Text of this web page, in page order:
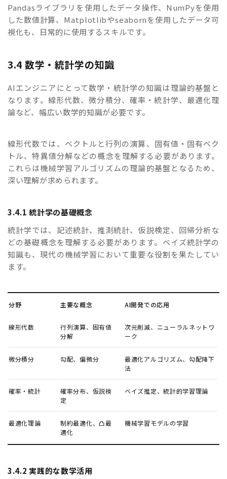
Pandasライブラリを使用したデータ操作、NumPyを使用
した数値計算、Matplotlibやseabornを使用したデータ可
視化も、日常的に使用するスキルです。
3.4 数学・統計学の知識
AIエンジニアにとって数学・統計学の知識は理論的基盤と
なります。線形代数、微分積分、確率・統計学、最適化理
論など、幅広い数学的知識が必要です。
線形代数では、ベクトルと行列の演算、固有値・固有ベク
トル、特異値分解などの概念を理解する必要があります。
これらは機械学習アルゴリズムの理論的基盤となるため、
深い理解が求められます。
3.4.1 統計学の基礎概念
統計学では、記述統計、推測統計、仮説検定、回帰分析な
どの基礎概念を理解する必要があります。ベイズ統計学の
知識も、現代の機械学習において重要な役割を果たしてい
ます。
分野 主要な概念 AI開発での応用
線形代数
行列演算、固有値
分解
次元削減、ニューラルネットワ
ーク
微分積分 勾配、偏微分
最適化アルゴリズム、勾配降下
法
確率・統計
確率分布、仮説検
定
ベイズ推定、統計的学習理論
最適化理論
制約最適化、凸最
適化
機械学習モデルの学習
3.4.2 実践的な数学活用